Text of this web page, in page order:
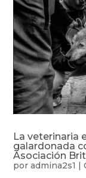
La veterinaria
galardonada
Asociación
poradmina2s1 |